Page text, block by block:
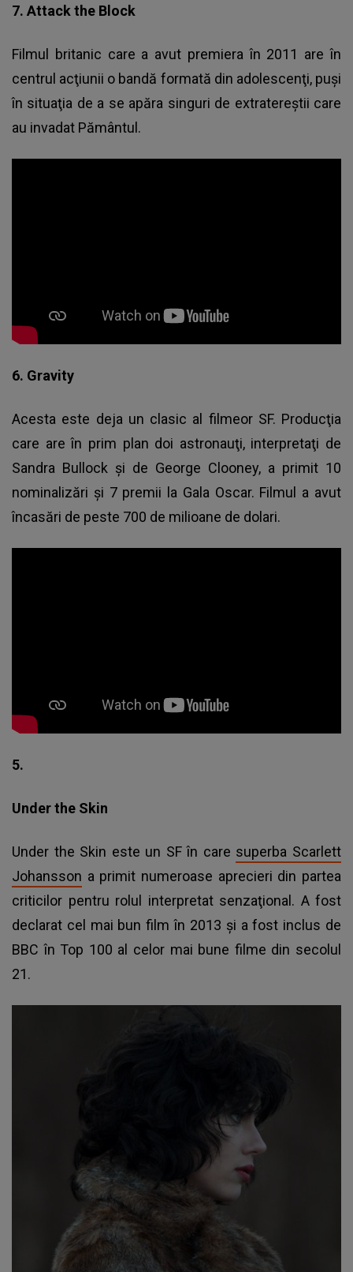
7. Attack the Block
Filmul britanic care a avut premiera în 2011 are în
centrul acţiunii o bandă formată din adolescenţi, puşi
în situaţia de a se apăra singuri de extratereştii care
au invadat Pământul.
6. Gravity
Acesta este deja un clasic al filmeor SF. Producţia
care are în prim plan doi astronauţi, interpretaţi de
Sandra Bullock şi de George Clooney, a primit 10
nominalizări şi 7 premii la Gala Oscar. Filmul a avut
încasări de peste 700 de milioane de dolari.
5.
Under the Skin
Under the Skin este un SF în care superba Scarlett
Johansson a primit numeroase aprecieri din partea
criticilor pentru rolul interpretat senzaţional. A fost
declarat cel mai bun film în 2013 şi a fost inclus de
BBC în Top 100 al celor mai bune filme din secolul
21.